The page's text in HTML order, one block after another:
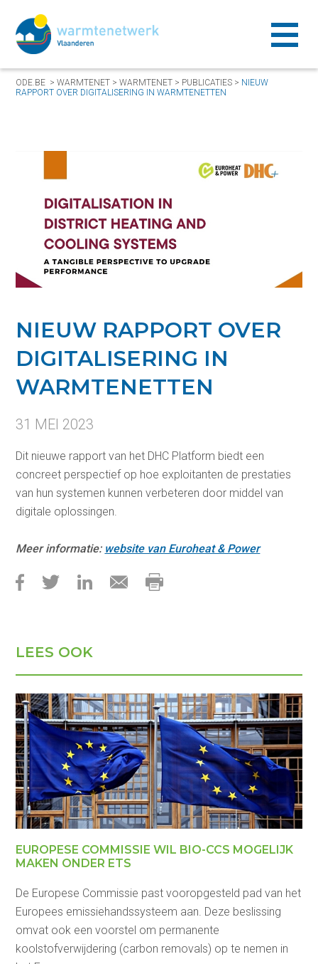
ODE.BE >WARMTENET >WARMTENET > PUBLICATIES > NIEUW
RAPPORT OVER DIGITALISERING IN WARMTENETTEN
NIEUW RAPPORT OVER
DIGITALISERING IN
WARMTENETTEN
31 MEI 2023
Dit nieuwe rapport van het DHC Platform biedt een
concreet perspectief op hoe exploitanten de prestaties
van hun systemen kunnen verbeteren door middel van
digitale oplossingen.
Meer informatie: website van Euroheat & Power
LEES OOK
EUROPESE COMMISSIE WIL BIO-CCS MOGELIJK
MAKEN ONDER ETS
De Europese Commissie past vooropgesteld pad van het
Europees emissiehandssysteem aan. Deze beslissing
omvat ook een voorstel om permanente
koolstofverwijdering (carbon removals) op te nemen in